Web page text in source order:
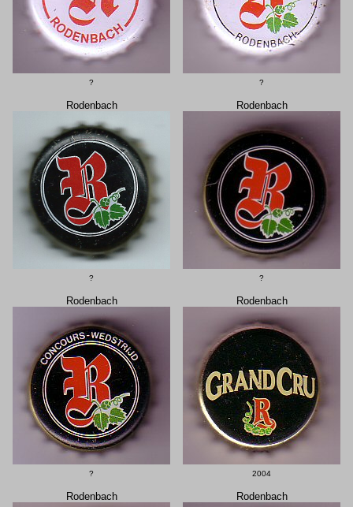
? ?
Rodenbach
?
Rodenbach
?
Rodenbach
?
Rodenbach
2004
Rodenbach Rodenbach